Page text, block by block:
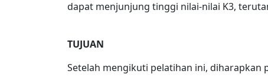
dapat menjunjung tinggi nilai-nilai K3,
TUJUAN
Setelah mengikuti pelatihan ini, diharapkan